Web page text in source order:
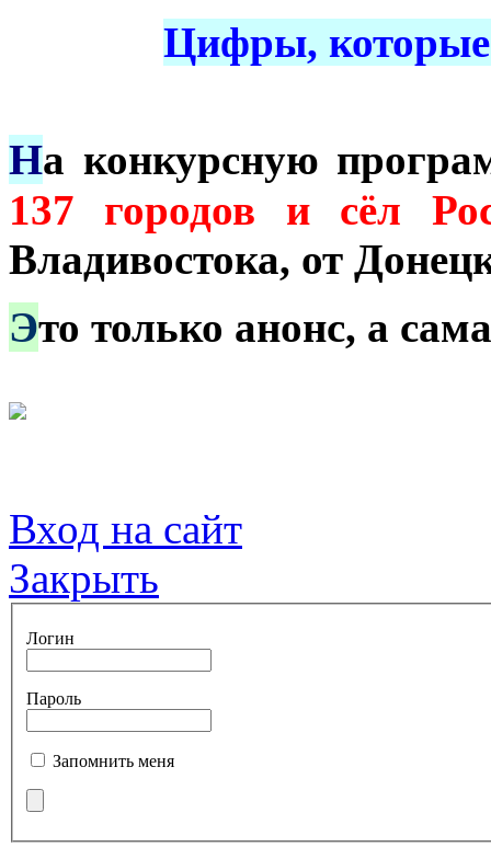
Цифры, которые
На конкурсную
137 городов и сёл
Владивостока, от
Это только анонс, а
Вход на сайт
Закрыть
Логин
Пароль
Запомнить меня